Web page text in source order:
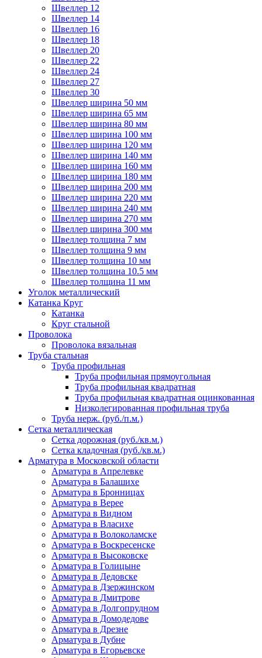
Швеллер 12
Швеллер 14
Швеллер 16
Швеллер 18
Швеллер 20
Швеллер 22
Швеллер 24
Швеллер 27
Швеллер 30
Швеллер ширина 50 мм
Швеллер ширина 65 мм
Швеллер ширина 80 мм
Швеллер ширина 100 мм
Швеллер ширина 120 мм
Швеллер ширина 140 мм
Швеллер ширина 160 мм
Швеллер ширина 180 мм
Швеллер ширина 200 мм
Швеллер ширина 220 мм
Швеллер ширина 240 мм
Швеллер ширина 270 мм
Швеллер ширина 300 мм
Швеллер толщина 7 мм
Швеллер толщина 9 мм
Швеллер толщина 10 мм
Швеллер толщина 10.5 мм
Швеллер толщина 11 мм
Уголок металлический
Катанка Круг
Катанка
Круг стальной
Проволока
Проволока вязальная
Труба стальная
Труба профильная
Труба профильная прямоугольная
Труба профильная квадратная
Труба профильная квадратная оцинкованная
Низколегированная профильная труба
Труба нерж. (руб./п.м.)
Сетка металлическая
Сетка дорожная (руб./кв.м.)
Сетка кладочная (руб./кв.м.)
Арматура в Московской области
Арматура в Апрелевке
Арматура в Балашихе
Арматура в Бронницах
Арматура в Верее
Арматура в Видном
Арматура в Власихе
Арматура в Волоколамске
Арматура в Воскресенске
Арматура в Высоковске
Арматура в Голицыне
Арматура в Дедовске
Арматура в Дзержинском
Арматура в Дмитрове
Арматура в Долгопрудном
Арматура в Домодедове
Арматура в Дрезне
Арматура в Дубне
Арматура в Егорьевске